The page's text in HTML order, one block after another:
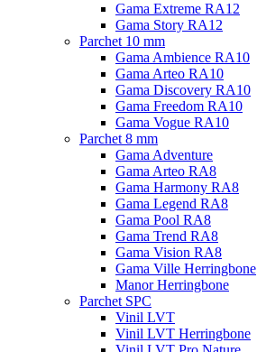
Gama Extreme RA12
Gama Story RA12
Parchet 10 mm
Gama Ambience RA10
Gama Arteo RA10
Gama Discovery RA10
Gama Freedom RA10
Gama Vogue RA10
Parchet 8 mm
Gama Adventure
Gama Arteo RA8
Gama Harmony RA8
Gama Legend RA8
Gama Pool RA8
Gama Trend RA8
Gama Vision RA8
Gama Ville Herringbone
Manor Herringbone
Parchet SPC
Vinil LVT
Vinil LVT Herringbone